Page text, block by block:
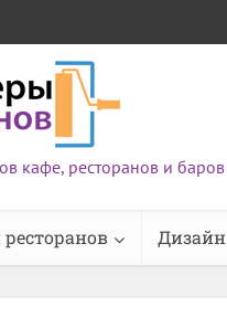
кафе, ресторанов и баров
Дизайн